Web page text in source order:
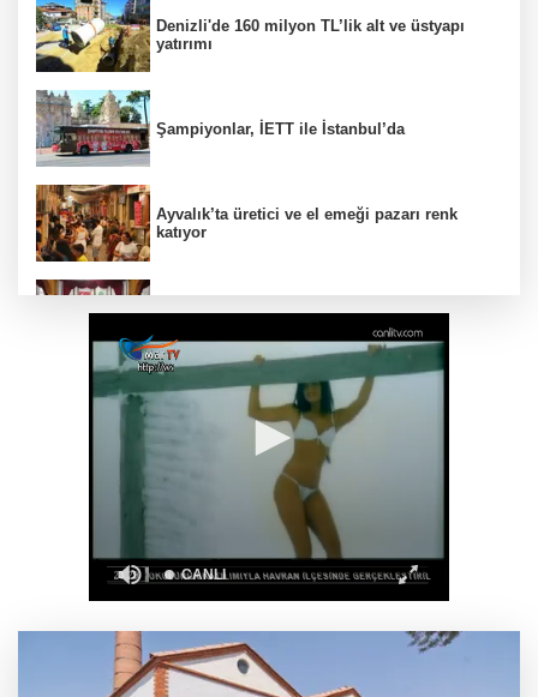
Denizli'de 160 milyon TL’lik alt ve üstyapı
yatırımı
Şampiyonlar, İETT ile İstanbul’da
Ayvalık’ta üretici ve el emeği pazarı renk
katıyor
İpsala OSB'nin gelişimi için kritik ziyaret
Bursa Büyükşehir Harmancık’ta da yolları
Ağrı'da toplu sünnet şöleni